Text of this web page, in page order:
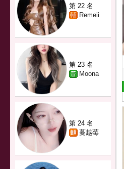
第 22 名
Remeii
第 23 名
Moona
第 24 名
蔓越莓